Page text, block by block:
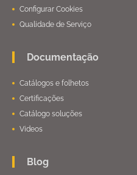
Configurar Cookies
Qualidade de Serviço
Documentação
Catálogos e folhetos
Certificações
Catálogo soluções
Videos
Blog